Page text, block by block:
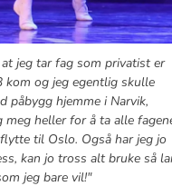
jeg tar fag som privatist er
kom og jeg egentlig skulle
påbygg hjemme i Narvik,
meg heller for å ta alle
til Oslo. Også har jeg jo
kan jo tross alt bruke så
jeg bare vil!"